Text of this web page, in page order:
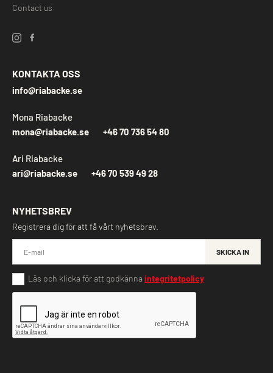
Contact us
KONTAKTA OSS
info@riabacke.se
Mona Riabacke
mona@riabacke.se
+46 70 736 54 80
Ari Riabacke
ari@riabacke.se
+46 70 539 49 28
NYHETSBREV
Registrera dig för att få vårt nyhetsbrev.
Läs och klicka för att godkänna integritetpolicy
SKICKA IN